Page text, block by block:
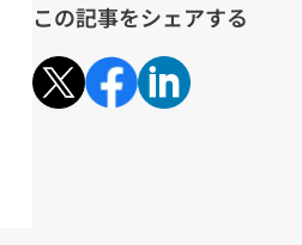
この記事をシェアする